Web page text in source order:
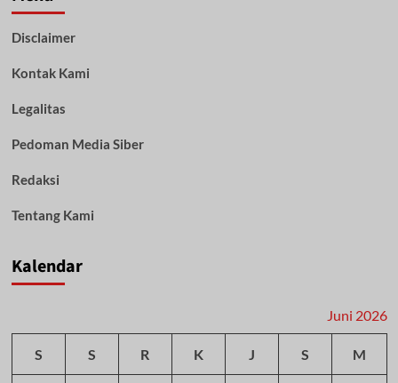
13
turut,
Kelola
Disclaimer
Kontak Kami
Legalitas
Pedoman Media Siber
Redaksi
Tentang Kami
Kalendar
Juni 2026
S S R K J S M